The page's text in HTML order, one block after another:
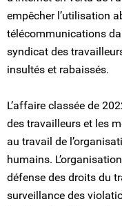
empêcher l’utilisation
télécommunications
syndicat des
insultés et rabaissés.
L’affaire classée de
des travailleurs et les
au travail de
humains.
défense des droits du
surveillance des